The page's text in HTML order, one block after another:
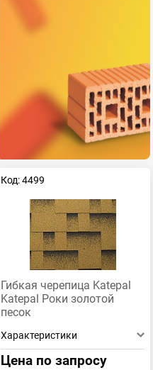
Код: 4499
Гибкая черепица Katepal
Katepal Роки золотой
песок
Характеристики
Цена по запросу